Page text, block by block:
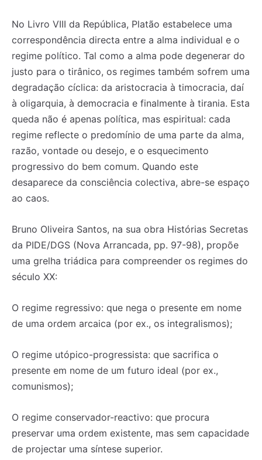
No Livro VIII da República, Platão estabelece uma
correspondência directa entre a alma individual e o
regime político. Tal como a alma pode degenerar do
justo para o tirânico, os regimes também sofrem uma
degradação cíclica: da aristocracia à timocracia, daí
à oligarquia, à democracia e finalmente à tirania. Esta
queda não é apenas política, mas espiritual: cada
regime reflecte o predomínio de uma parte da alma,
razão, vontade ou desejo, e o esquecimento
progressivo do bem comum. Quando este
desaparece da consciência colectiva, abre-se espaço
ao caos.
Bruno Oliveira Santos, na sua obra Histórias Secretas
da PIDE/DGS (Nova Arrancada, pp. 97-98), propõe
uma grelha triádica para compreender os regimes do
século XX:
O regime regressivo: que nega o presente em nome
de uma ordem arcaica (por ex., os integralismos);
O regime utópico-progressista: que sacrifica o
presente em nome de um futuro ideal (por ex.,
comunismos);
O regime conservador-reactivo: que procura
preservar uma ordem existente, mas sem capacidade
de projectar uma síntese superior.